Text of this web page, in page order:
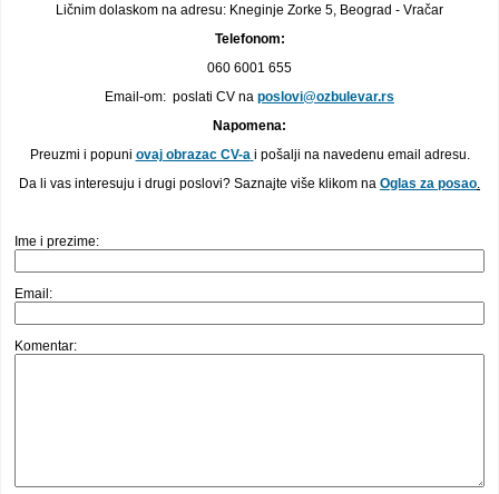
Ličnim dolaskom na adresu: Kneginje Zorke 5, Beograd - Vračar
Telefonom:
060 6001 655
Email-om: poslati CV na poslovi@ozbulevar.rs
Napomena:
Preuzmi i popuni ovaj obrazac CV-a i pošalji na navedenu email adresu.
Da li vas interesuju i drugi poslovi? Saznajte više klikom na Oglas za posao
Ime i prezime:
Email:
Komentar: